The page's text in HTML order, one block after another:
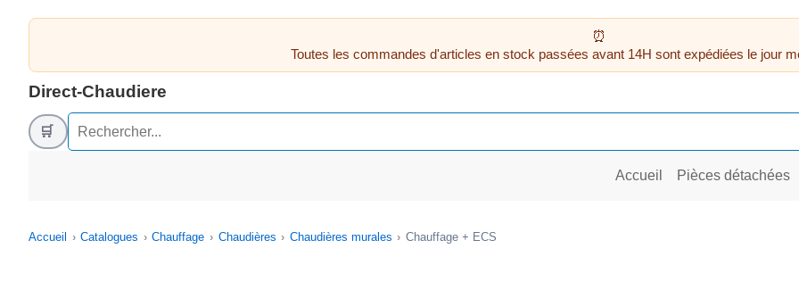
Toutes les commandes d'articles en stock passées avant 14H sont expédiées le jour
Direct-Chaudiere
🛒
Accueil Pièces détachées
Accueil Catalogues Chauffage Chaudières Chaudières murales Chauffage + ECS